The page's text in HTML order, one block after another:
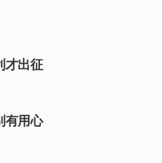
才出征
有用心